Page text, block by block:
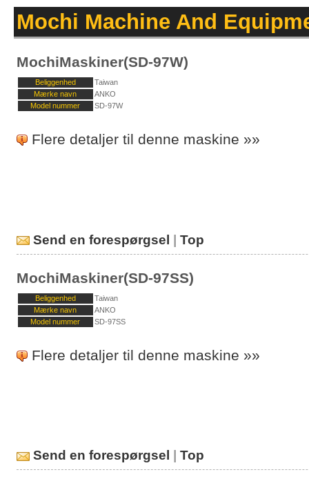
Mochi Machine And
MochiMaskiner(SD-97W)
Beliggenhed
Taiwan
Mærke navn
ANKO
Model nummer
SD-97W
Flere detaljer til denne maskine »»
Send en forespørgsel | Top
MochiMaskiner(SD-97SS)
Beliggenhed
Taiwan
Mærke navn
ANKO
Model nummer
SD-97SS
Flere detaljer til denne maskine »»
Send en forespørgsel | Top